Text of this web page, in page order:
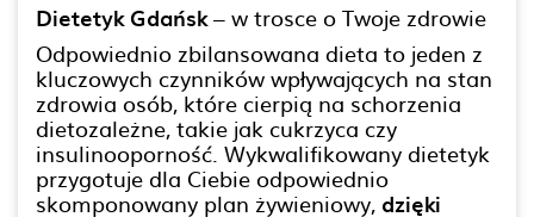
Dietetyk Gdańsk– w trosce o Twoje zdrowie
Odpowiednio zbilansowana dieta to jeden z
kluczowych czynników wpływających na stan
zdrowia osób, które cierpią na schorzenia
dietozależne, takie jak cukrzyca czy
insulinooporność. Wykwalifikowany dietetyk
przygotuje dla Ciebie odpowiednio
skomponowany plan żywieniowy, dzięki